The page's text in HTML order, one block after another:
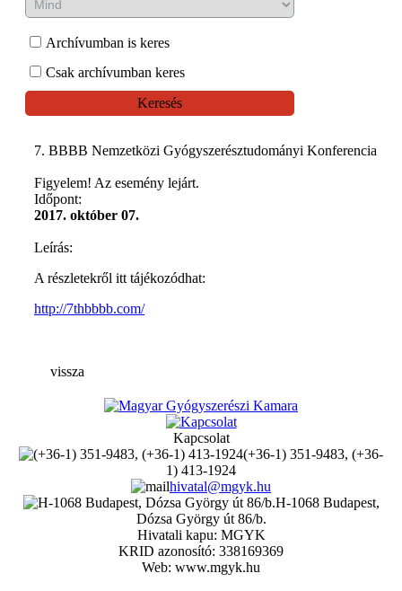
Archívumban is keres
Csak archívumban keres
Keresés
7. BBBB Nemzetközi Gyógyszerésztudományi Konferencia
Figyelem! Az esemény lejárt.
Időpont:
2017. október 07.
Leírás:
A részletekről itt tájékozódhat:
http://7thbbbb.com/
vissza
Kapcsolat
(+36-1) 351-9483, (+36-
1) 413-1924
hivatal@mgyk.hu
H-1068 Budapest,
Dózsa György út 86/b.
Hivatali kapu: MGYK
KRID azonosító: 338169369
Web: www.mgyk.hu